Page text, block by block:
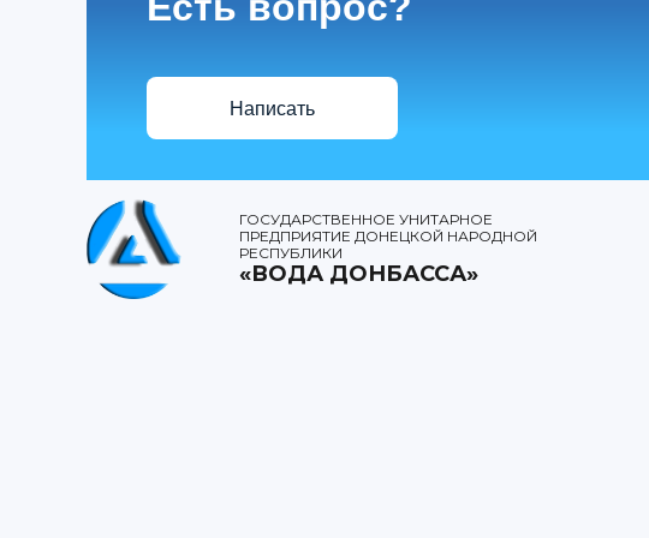
Написать
ГОСУДАРСТВЕННОЕ УНИТАРНОЕ
ПРЕДПРИЯТИЕ ДОНЕЦКОЙ НАРОДНОЙ
РЕСПУБЛИКИ
«ВОДА ДОНБАССА»